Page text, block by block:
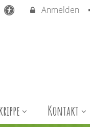
Anmelden
Kontakt